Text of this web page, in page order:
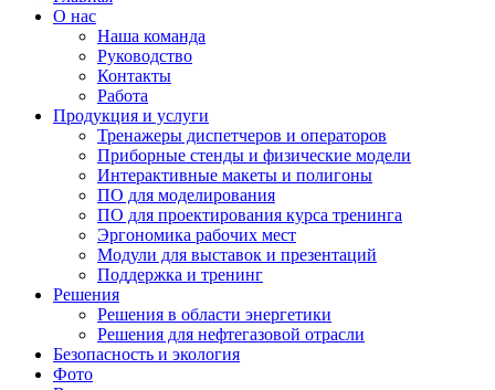
О нас
Наша команда
Руководство
Контакты
Работа
Продукция и услуги
Тренажеры диспетчеров и операторов
Приборные стенды и физические модели
Интерактивные макеты и полигоны
ПО для моделирования
ПО для проектирования курса тренинга
Эргономика рабочих мест
Модули для выставок и презентаций
Поддержка и тренинг
Решения
Решения в области энергетики
Решения для нефтегазовой отрасли
Безопасность и экология
Фото